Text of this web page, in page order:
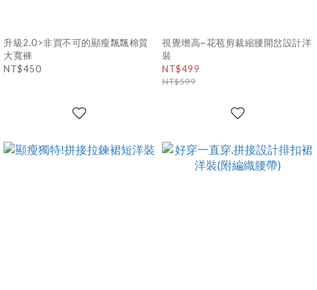
升級2.0>非買不可的顯瘦飄飄棉質
大寬褲
NT$450
視覺增高~花苞剪裁縮腰開岔設計洋
裝
NT$499
NT$599